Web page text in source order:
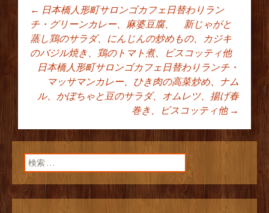
投稿ナビゲーショ
ン
← 日本橋人形町サロンゴカフェ日替わりラン
チ・グリーンカレー、麻婆豆腐、 新じゃがと
蒸し鶏のサラダ、にんじんの炒めもの、カジキ
のバジル焼き、鶏のトマト煮、ビスコッティ他
日本橋人形町サロンゴカフェ日替わりランチ・
マッサマンカレー、ひき肉の高菜炒め、ナム
ル、かぼちゃと豆のサラダ、オムレツ、揚げ春
巻き、ビスコッティ他 →
検索: